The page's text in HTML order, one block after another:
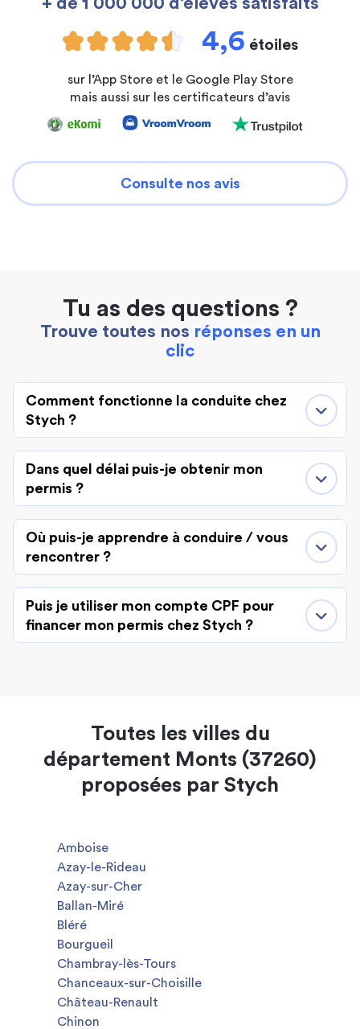
4,6 étoiles
sur l’App Store et le Google Play Store
mais aussi sur les certificateurs d’avis
Consulte nos avis
Tu as des questions ?
Trouve toutes nos réponses en un
clic
Comment fonctionne la conduite chez
Stych ?
Dans quel délai puis-je obtenir mon
permis ?
Où puis-je apprendre à conduire / vous
rencontrer ?
Puis je utiliser mon compte CPF pour
financer mon permis chez Stych ?
Toutes les villes du
département Monts (37260)
proposées par Stych
Amboise
Azay-le-Rideau
Azay-sur-Cher
Ballan-Miré
Bléré
Bourgueil
Chambray-lès-Tours
Chanceaux-sur-Choisille
Château-Renault
Chinon